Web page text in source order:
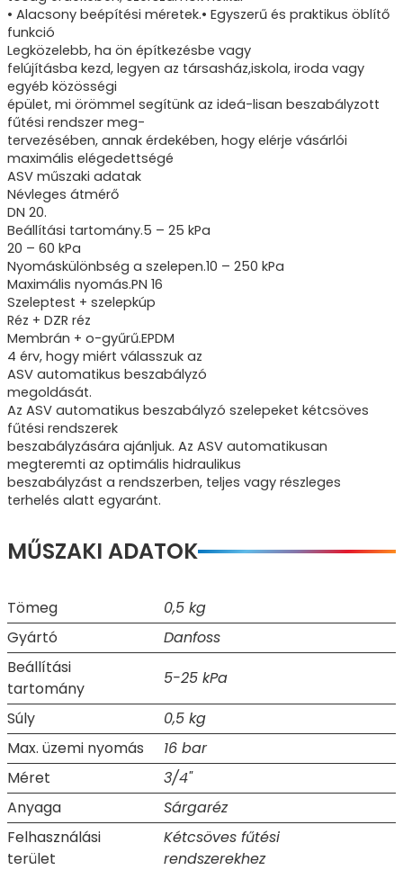
• Alacsony beépítési méretek.• Egyszerű és praktikus öblítő
funkció
Legközelebb, ha ön építkezésbe vagy
felújításba kezd, legyen az társasház,iskola, iroda vagy
egyéb közösségi
épület, mi örömmel segítünk az ideá-lisan beszabályzott
fűtési rendszer meg-
tervezésében, annak érdekében, hogy elérje vásárlói
maximális elégedettségé
ASV műszaki adatak
Névleges átmérő
DN 20.
Beállítási tartomány.5 – 25 kPa
20 – 60 kPa
Nyomáskülönbség a szelepen.10 – 250 kPa
Maximális nyomás.PN 16
Szeleptest + szelepkúp
Réz + DZR réz
Membrán + o-gyűrű.EPDM
4 érv, hogy miért válasszuk az
ASV automatikus beszabályzó
megoldását.
Az ASV automatikus beszabályzó szelepeket kétcsöves
fűtési rendszerek
beszabályzására ajánljuk. Az ASV automatikusan
megteremti az optimális hidraulikus
beszabályzást a rendszerben, teljes vagy részleges
terhelés alatt egyaránt.
MŰSZAKI ADATOK
Tömeg
0,5 kg
Gyártó
Danfoss
Beállítási
tartomány
5-25 kPa
Súly
0,5 kg
Max. üzemi nyomás
16 bar
Méret
3/4"
Anyaga
Sárgaréz
Felhasználási
terület
Kétcsöves fűtési
rendszerekhez